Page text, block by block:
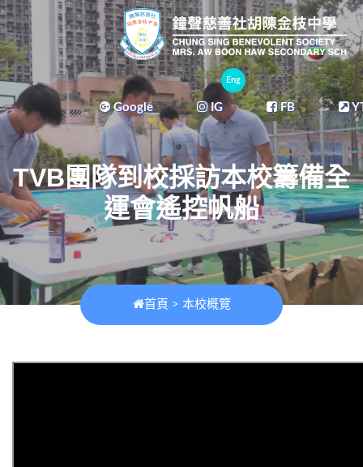
Eng
Google IG FB
TVB團隊到校採訪本校籌備全
運會遙控帆船
首頁 > 本校概覽